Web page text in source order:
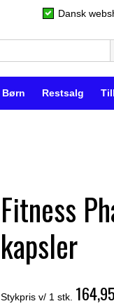
Dansk
Børn Restsalg
Fitness
kapsler
Stykpris v/ 1 stk.